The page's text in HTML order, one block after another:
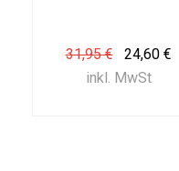
31,95 €
24,60 €
inkl. MwSt